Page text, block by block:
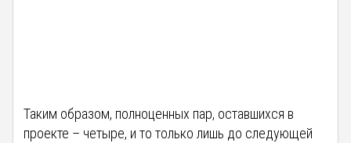
Таким образом, полноценных пар, оставшихся в
проекте – четыре, и то только лишь до следующей